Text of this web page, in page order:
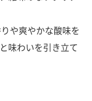
や爽やかな酸味を
味わいを引き立て